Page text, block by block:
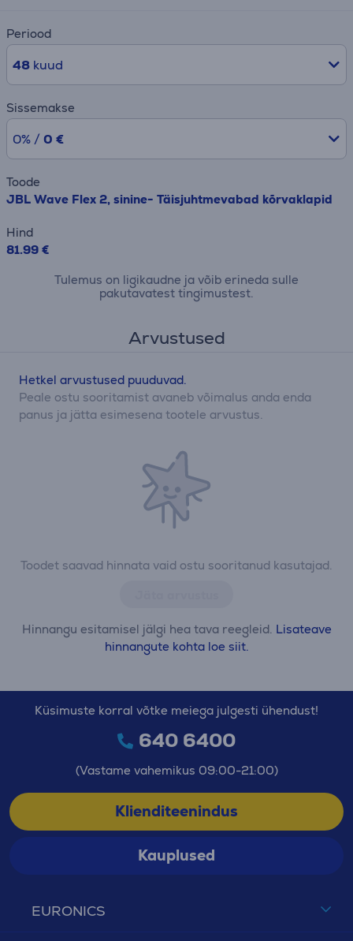
Periood
48kuud
Sissemakse
0% / 0 €
Toode
JBL Wave Flex 2, sinine- Täisjuhtmevabad kõrvaklapid
Hind
81.99 €
Tulemus on ligikaudne ja võib erineda sulle
pakutavatest tingimustest.
Arvustused
Toodet saavad hinnata vaid ostu sooritanud kasutajad.
Hinnangu esitamisel jälgi hea tava reegleid. Lisateave
hinnangute kohta loe siit.
Hetkel arvustused puuduvad.
Peale ostu sooritamist avaneb võimalus anda enda
panus ja jätta esimesena tootele arvustus.
EURONICS
Küsimuste korral võtke meiega julgesti ühendust!
640 6400
(Vastame vahemikus 09:00-21:00)
Klienditeenindus
Kauplused